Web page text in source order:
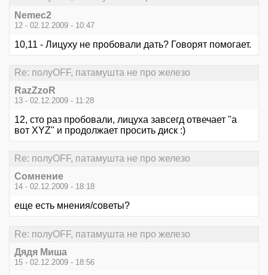
Nemec2
12 - 02.12.2009 - 10:47
10,11 - Лицуху не пробовали дать? Говорят помогает.
Re: полуOFF, патамушта не про железо
RazZzoR
13 - 02.12.2009 - 11:28
12, сто раз пробовали, лицуха завсегд отвечает "а
вот XYZ" и продолжает просить диск :)
Re: полуOFF, патамушта не про железо
Сомнение
14 - 02.12.2009 - 18:18
еще есть мнения/советы?
Re: полуOFF, патамушта не про железо
Дядя Миша
15 - 02.12.2009 - 18:56